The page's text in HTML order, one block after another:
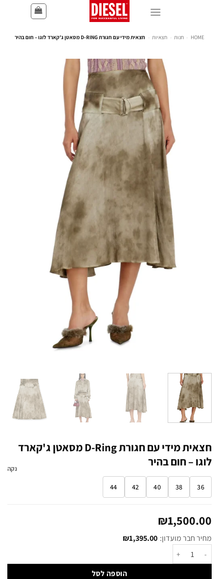
HOME
- חנות - חצאיות - חצאית מידי עם חגורת D-RING מסאטן ג'קארד לוגו – חום בהיר
חצאית מידי עם חגורת D-Ring מסאטן ג'קארד
לוגו – חום בהיר
36
38
40
42
44
נקה
₪1,500.00
מחיר חבר מועדון: ₪1,395.00
הוספה לסל